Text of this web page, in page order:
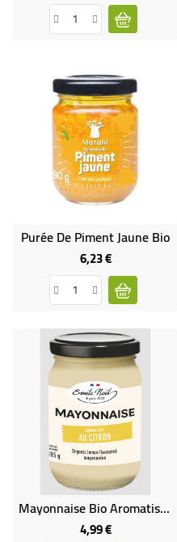
Purée De Piment Jaune Bio
6,23 €Prix
Mayonnaise Bio Aromatisée Au Citron 185 G
4,99 €Prix